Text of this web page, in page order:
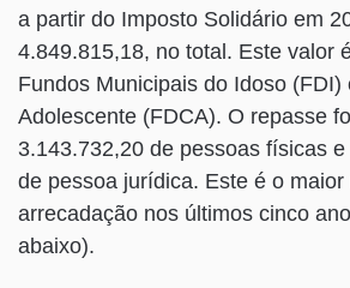
a partir do Imposto Solidário em
4.849.815,18, no total. Este valor
Fundos Municipais do Idoso (FDI)
Adolescente (FDCA). O repasse
3.143.732,20 de pessoas físicas
de pessoa jurídica. Este é o maior
arrecadação nos últimos cinco
abaixo).